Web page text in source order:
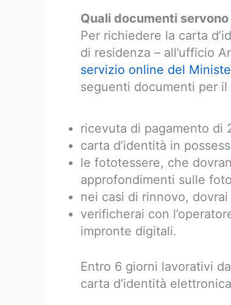
Quali documenti
Per richiedere la carta
di residenza – all’ufficio
servizio online del
seguenti documenti per il
ricevuta di pagamento di
carta d’identità in
le fototessere, che
approfondimenti sulle
nei casi di rinnovo,
verificherai con
impronte digitali.
Entro 6 giorni lavorativi
carta d’identità